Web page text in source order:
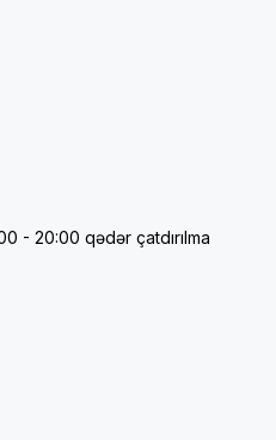
- 20:00 qədər çatdırılma